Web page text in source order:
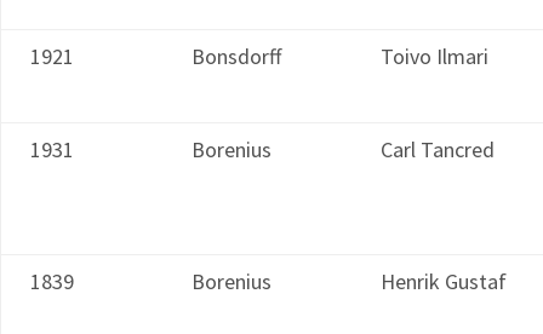
1921 Bonsdorff Toivo Ilmari
1931 Borenius Carl Tancred
1839 Borenius Henrik Gustaf